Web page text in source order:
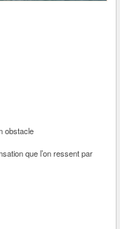
obstacle
que l’on ressent par